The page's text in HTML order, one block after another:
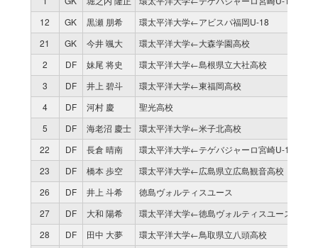
12
GK 黒瀬 朋希 環太平洋大学←アビスパ福岡U-18
21
GK 今井 颯大 環太平洋大学←大森学園高校
2
DF 妹尾 将史 環太平洋大学←島根県立大社高校
3
DF 井上 碧斗 環太平洋大学←東福岡高校
4
DF 河村 慶 聖光高校
5
DF 海老沼 慶士 環太平洋大学←米子北高校
22
DF 長倉 晴南 環太平洋大学←テゲバジャーロ宮崎U-18
23
DF 橋本 歩空 環太平洋大学←広島県立広島観音高校
26
DF 井上 斗希 徳島ヴォルティスユース
27
DF 大和 陽希 環太平洋大学←徳島ヴォルティスユース
28
DF 田中 大夢 環太平洋大学←鳥取県立八頭高校